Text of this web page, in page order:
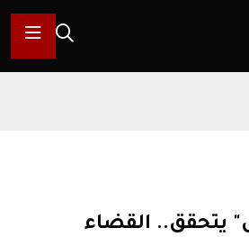
يتحقق.. القضاء